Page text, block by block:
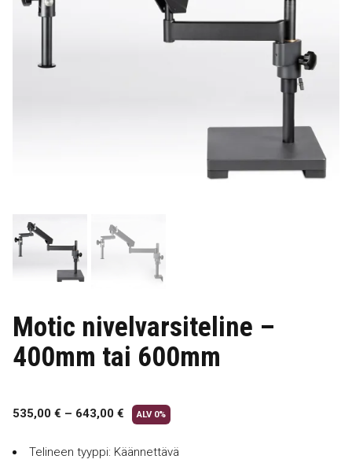
Motic nivelvarsiteline –
400mm tai 600mm
535,00 € – 643,00 € ALV 0%
Telineen tyyppi: Käännettävä